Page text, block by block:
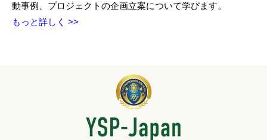
動事例、プロジェクトの企画立案について学びます。
もっと詳しく >>